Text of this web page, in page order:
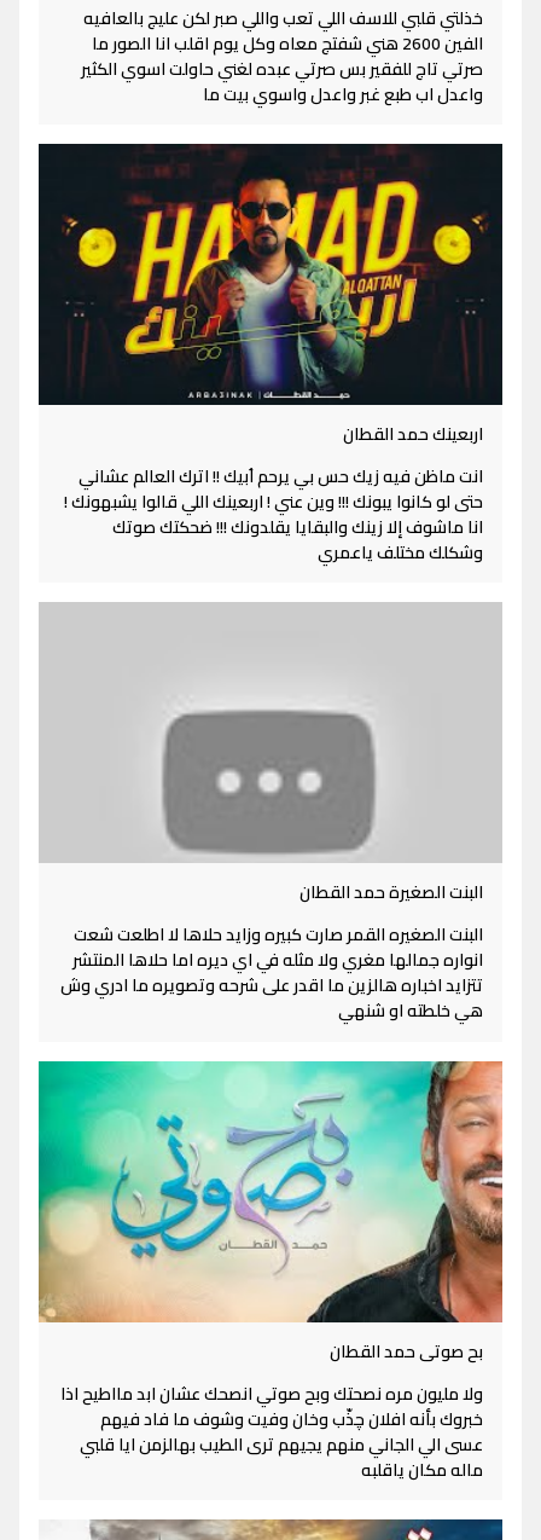
خذلتي قلبي للاسف اللي تعب واللي صبر لكن عليج بالعافيه
الفين 2600 هني شفتج معاه وكل يوم اقلب انا الصور ما
صرتي تاج للفقير بس صرتي عبده لغني حاولت اسوي الكثير
واعدل اب طبع غبر واعدل واسوي بيت ما
اربعينك حمد القطان
انت ماظن فيه زيك حس بي يرحم اُبيك !! اترك العالم عشاني
حتى لو كانوا يبونك !!! وين عني ! اربعينك اللي قالوا يشبهونك !
انا ماشوف إلا زينك والبقايا يقلدونك !!! ضحكتك صوتك
وشكلك مختلف ياعمري
البنت الصغيرة حمد القطان
البنت الصغيره القمر صارت كبيره وزايد حلاها لا اطلعت شعت
انواره جمالها مغري ولا مثله في اي ديره اما حلاها المنتشر
تتزايد اخباره هالزين ما اقدر على شرحه وتصويره ما ادري وش
هي خلطته او شنهي
بح صوتى حمد القطان
ولا مليون مره نصحتك وبح صوتي انصحك عشان ابد مااطيح اذا
خبروك بأنه افلان چذّب وخان وفيت وشوف ما فاد فيهم
عسى الي الجاني منهم يجيهم ترى الطيب بهالزمن ايا قلبي
ماله مكان ياقلبه